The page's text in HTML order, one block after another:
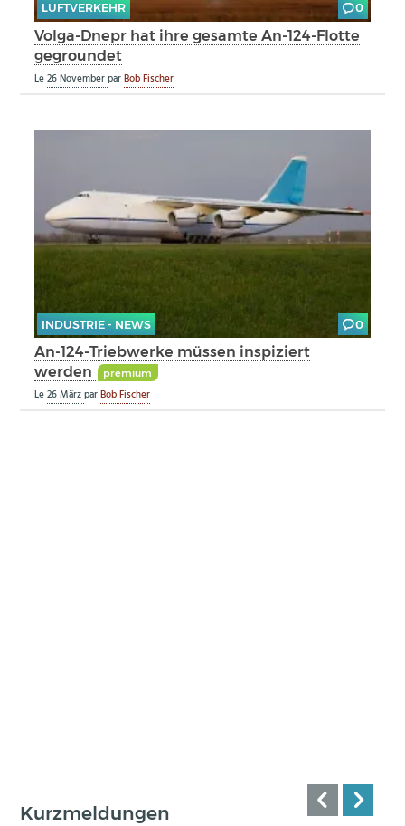
AERO-KULTUR
LUFTVERKEHR 0
Volga-Dnepr hat ihre gesamte An-124-Flotte
gegroundet
Le26 NovemberparBob Fischer
INDUSTRIE - NEWS 0
An-124-Triebwerke müssen inspiziert
werden
premium
Le26 MärzparBob Fischer
Kurzmeldungen